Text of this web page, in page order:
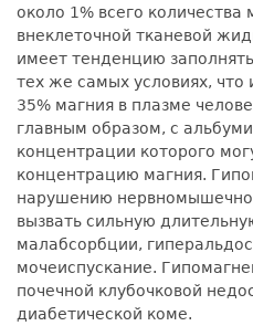
около 1% всего
внеклеточной тканевой
имеет тенденцию
тех же самых условиях, что
35% магния в плазме
главным образом, с
концентрации которого
концентрацию магния.
нарушению
вызвать сильную
малабсорбции,
мочеиспускание.
почечной клубочковой
диабетической коме.